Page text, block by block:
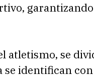
atletismo, se
se identifican